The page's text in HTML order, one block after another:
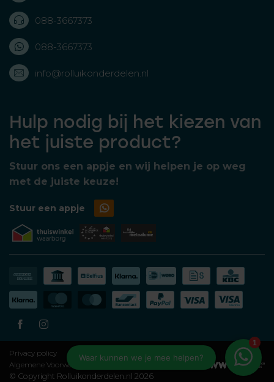
088-3667373
088-3667373
info@rolluikonderdelen.nl
Hulp nodig bij het kiezen van
het juiste product?
Stuur ons een appje en wij helpen je op weg
met de juiste keuze!
Stuur een appje
Privacy policy
Algemene Voorwaarden
© Copyright Rolluikonderdelen.nl 2026